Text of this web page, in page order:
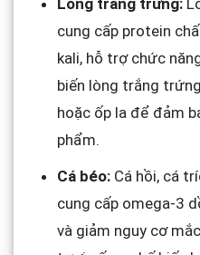
cung cấp protein
kali, hỗ trợ chức
biến lòng trắng
hoặc ốp la để đảm
phẩm.
Cá béo:Cá hồi, cá
cung cấp omega-3
và giảm nguy cơ